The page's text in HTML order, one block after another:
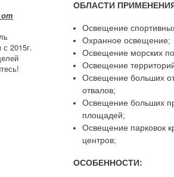
от
с 2015г.
ОБЛАСТИ
Освещение
Охранное освещение;
Освещение морских
Освещение
Освещение больших
отвалов;
Освещение больших
площадей;
Освещение парковок
центров;
ОСОБЕННОСТИ: